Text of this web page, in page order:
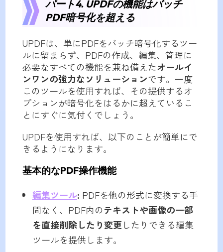
パート4. UPDFの機能はバッチ
PDF暗号化を超える
UPDFは、単にPDFをバッチ暗号化するツー
ルに留まらず、PDFの作成、編集、管理に
必要なすべての機能を兼ね備えたオールイ
ンワンの強力なソリューションです。一度
このツールを使用すれば、その提供するオ
プションが暗号化をはるかに超えているこ
とにすぐに気付くでしょう。
UPDFを使用すれば、以下のことが簡単にで
きるようになります。
基本的なPDF操作機能
編集ツール: PDFを他の形式に変換する手
間なく、PDF内のテキストや画像の一部
を直接削除したり変更 したりできる編集
ツールを提供します。